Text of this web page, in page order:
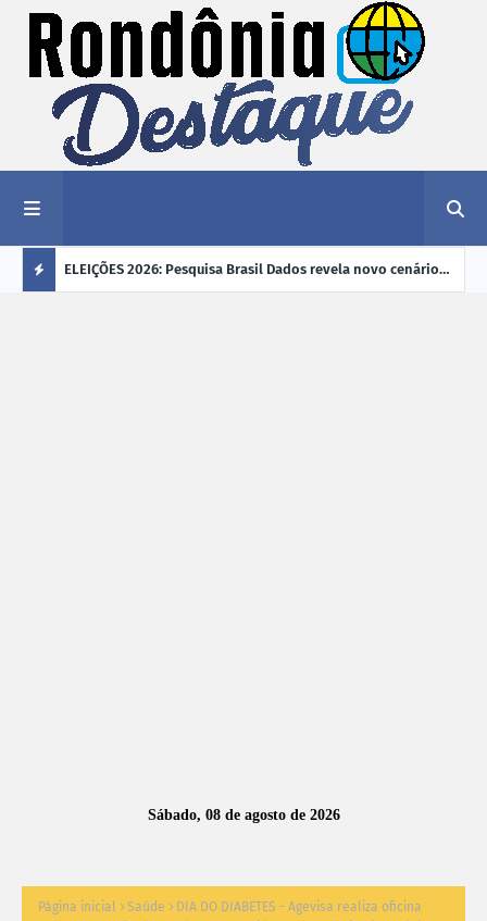
a mais ELEIÇÕES 2026: Pesquisa Brasil Dados revela novo cenário
Sábado, 08 de agosto de 2026
Página inicial Saúde
DIA DO DIABETES - Agevisa realiza oficina